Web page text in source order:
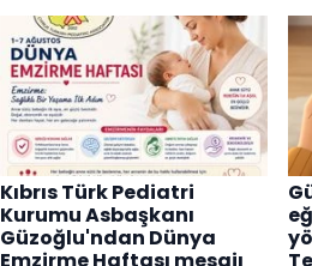
Kıbrıs Türk Pediatri
Kurumu Asbaşkanı
Güzoğlu'ndan Dünya